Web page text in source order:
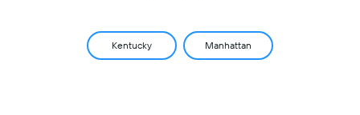
Kentucky Manhattan